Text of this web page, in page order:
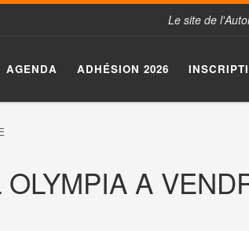
Le site de
AGENDA ADHÉSION 2026
A